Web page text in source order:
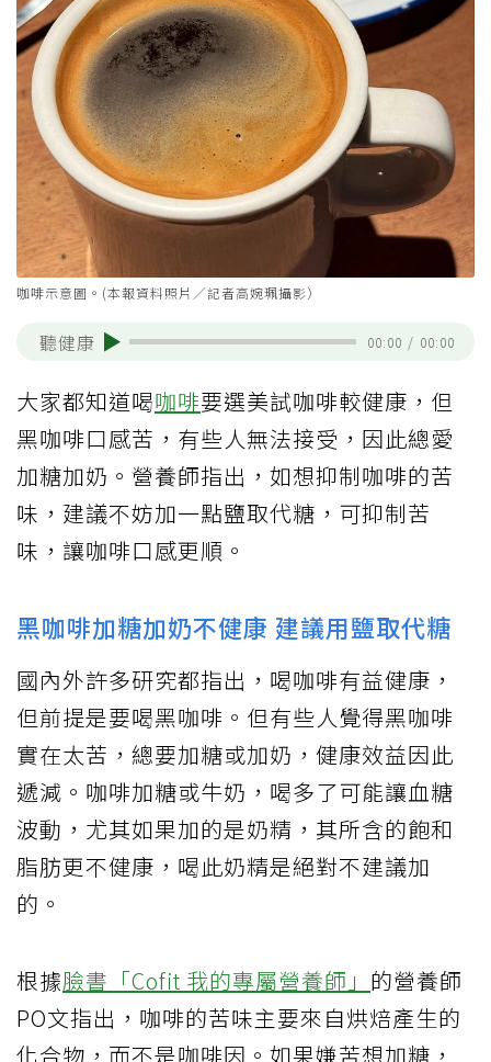
咖啡示意圖。(本報資料照片／記者高婉珮攝影）
聽健康 00:00 / 00:00
大家都知道喝咖啡要選美試咖啡較健康，但
黑咖啡口感苦，有些人無法接受，因此總愛
加糖加奶。營養師指出，如想抑制咖啡的苦
味，建議不妨加一點鹽取代糖，可抑制苦
味，讓咖啡口感更順。
黑咖啡加糖加奶不健康 建議用鹽取代糖
國內外許多研究都指出，喝咖啡有益健康，
但前提是要喝黑咖啡。但有些人覺得黑咖啡
實在太苦，總要加糖或加奶，健康效益因此
遞減。咖啡加糖或牛奶，喝多了可能讓血糖
波動，尤其如果加的是奶精，其所含的飽和
脂肪更不健康，喝此奶精是絕對不建議加
的。
根據臉書「Cofit 我的專屬營養師」 的營養師
PO文指出，咖啡的苦味主要來自烘焙產生的
化合物，而不是咖啡因。如果嫌苦想加糖，